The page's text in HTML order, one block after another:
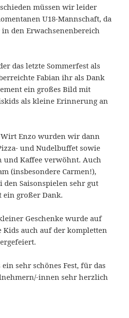
müssen wir leider
U18-Mannschaft, da
in den Erwachsenenbereich
das letzte Sommerfest als
Fabian ihr als Dank
ein großes Bild mit
als kleine Erinnerung an
Enzo wurden wir dann
und Nudelbuffet sowie
und Kaffee verwöhnt. Auch
(insbesondere Carmen!),
den Saisonspielen sehr gut
ein großer Dank.
Geschenke wurde auf
Kids auch auf der kompletten
sehr schönes Fest, für das
innen sehr herzlich